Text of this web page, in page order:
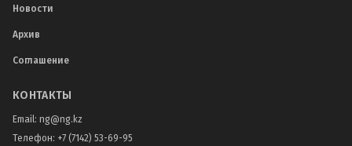
Новости
Архив
Соглашение
КОНТАКТЫ
Email: ng@ng.kz
Телефон: +7 (7142) 53-69-95